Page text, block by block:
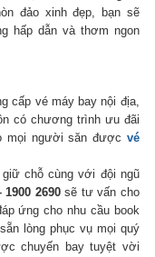
đảo xinh đẹp, bạn sẽ
hấp dẫn và thơm ngon
cấp vé máy bay nội địa,
có chương trình ưu đãi
mọi người săn được vé
chỗ cùng với đội ngũ
1900 2690sẽ tư vấn cho
ứng cho nhu cầu book
lòng phục vụ mọi quý
chuyến bay tuyệt vời